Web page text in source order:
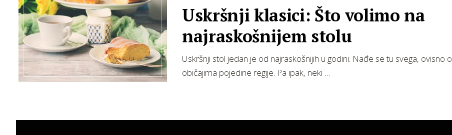
Uskršnji klasici: Što volimo na
najraskošnijem stolu
Uskršnji stol jedan je od najraskošnijih u godini. Nađe se tu svega, ovisno o
običajima pojedine regije. Pa ipak, neki …